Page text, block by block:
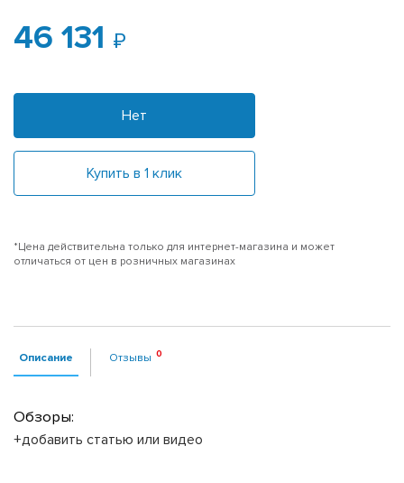
46 131
Нет
Купить в 1 клик
*Цена действительна только для интернет-магазина и может
отличаться от цен в розничных магазинах
Описание Отзывы
Обзоры:
+добавить статью или видео